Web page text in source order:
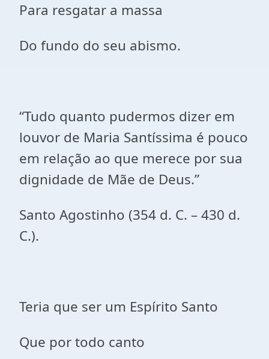
Para resgatar a massa
Do fundo do seu abismo.
“Tudo quanto pudermos dizer em
louvor de Maria Santíssima é pouco
em relação ao que merece por sua
dignidade de Mãe de Deus.”
Santo Agostinho (354 d. C. – 430 d.
C.).
Teria que ser um Espírito Santo
Que por todo canto